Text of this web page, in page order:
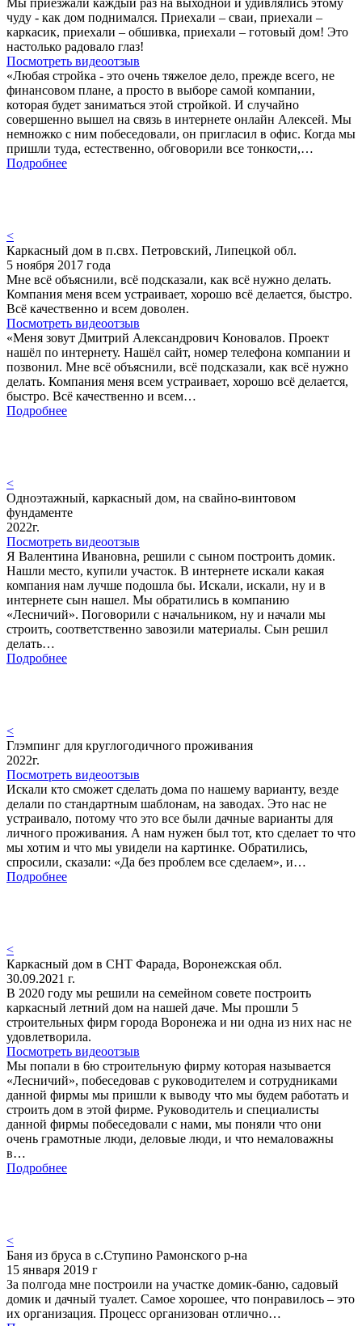
Мы приезжали каждый раз на выходной и удивлялись этому
чуду - как дом поднимался. Приехали – сваи, приехали –
каркасик, приехали – обшивка, приехали – готовый дом! Это
настолько радовало глаз!
Посмотреть видеоотзыв
«Любая стройка - это очень тяжелое дело, прежде всего, не
финансовом плане, а просто в выборе самой компании,
которая будет заниматься этой стройкой. И случайно
совершенно вышел на связь в интернете онлайн Алексей. Мы
немножко с ним побеседовали, он пригласил в офис. Когда мы
пришли туда, естественно, обговорили все тонкости,…
Подробнее
<
Каркасный дом в п.свх. Петровский, Липецкой обл.
5 ноября 2017 года
Мне всё объяснили, всё подсказали, как всё нужно делать.
Компания меня всем устраивает, хорошо всё делается, быстро.
Всё качественно и всем доволен.
Посмотреть видеоотзыв
«Меня зовут Дмитрий Александрович Коновалов. Проект
нашёл по интернету. Нашёл сайт, номер телефона компании и
позвонил. Мне всё объяснили, всё подсказали, как всё нужно
делать. Компания меня всем устраивает, хорошо всё делается,
быстро. Всё качественно и всем…
Подробнее
<
Одноэтажный, каркасный дом, на свайно-винтовом
фундаменте
2022г.
Посмотреть видеоотзыв
Я Валентина Ивановна, решили с сыном построить домик.
Нашли место, купили участок. В интернете искали какая
компания нам лучше подошла бы. Искали, искали, ну и в
интернете сын нашел. Мы обратились в компанию
«Лесничий». Поговорили с начальником, ну и начали мы
строить, соответственно завозили материалы. Сын решил
делать…
Подробнее
<
Глэмпинг для круглогодичного проживания
2022г.
Посмотреть видеоотзыв
Искали кто сможет сделать дома по нашему варианту, везде
делали по стандартным шаблонам, на заводах. Это нас не
устраивало, потому что это все были дачные варианты для
личного проживания. А нам нужен был тот, кто сделает то что
мы хотим и что мы увидели на картинке. Обратились,
спросили, сказали: «Да без проблем все сделаем», и…
Подробнее
<
Каркасный дом в СНТ Фарада, Воронежская обл.
30.09.2021 г.
В 2020 году мы решили на семейном совете построить
каркасный летний дом на нашей даче. Мы прошли 5
строительных фирм города Воронежа и ни одна из них нас не
удовлетворила.
Посмотреть видеоотзыв
Мы попали в 6ю строительную фирму которая называется
«Лесничий», побеседовав с руководителем и сотрудниками
данной фирмы мы пришли к выводу что мы будем работать и
строить дом в этой фирме. Руководитель и специалисты
данной фирмы побеседовали с нами, мы поняли что они
очень грамотные люди, деловые люди, и что немаловажны
в…
Подробнее
<
Баня из бруса в с.Ступино Рамонского р-на
15 января 2019 г
За полгода мне построили на участке домик-баню, садовый
домик и дачный туалет. Самое хорошее, что понравилось – это
их организация. Процесс организован отлично…